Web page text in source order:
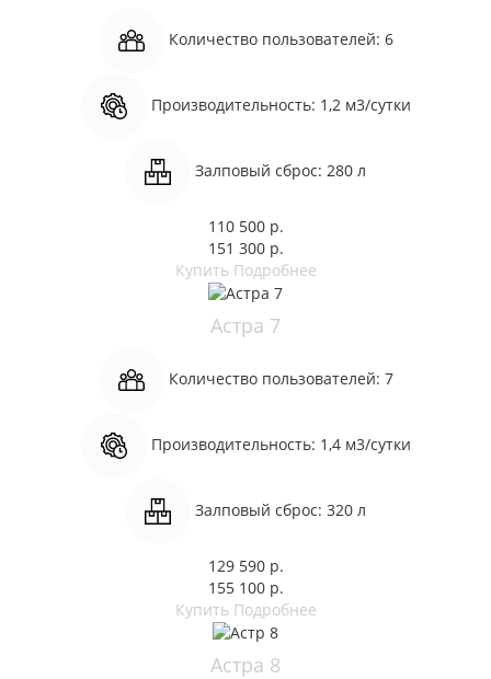
Количество пользователей: 6
Производительность: 1,2 м3/сутки
Залповый сброс: 280 л
110 500 р.
151 300 р.
Купить Подробнее
Астра 7
Количество пользователей: 7
Производительность: 1,4 м3/сутки
Залповый сброс: 320 л
129 590 р.
155 100 р.
Купить Подробнее
Астра 8